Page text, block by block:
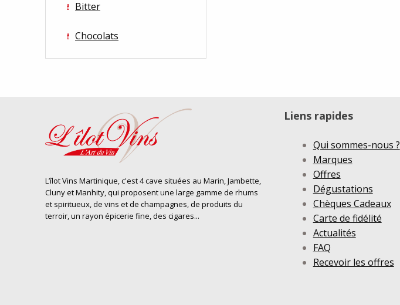
Bitter
Chocolats
L’îlot Vins Martinique, c'est 4 cave situées au Marin, Jambette,
Cluny et Manhity, qui proposent une large gamme de rhums
et spiritueux, de vins et de champagnes, de produits du
terroir, un rayon épicerie fine, des cigares...
Liens rapides
Qui sommes-nous ?
Marques
Offres
Dégustations
Chèques Cadeaux
Carte de fidélité
Actualités
FAQ
Recevoir les offres